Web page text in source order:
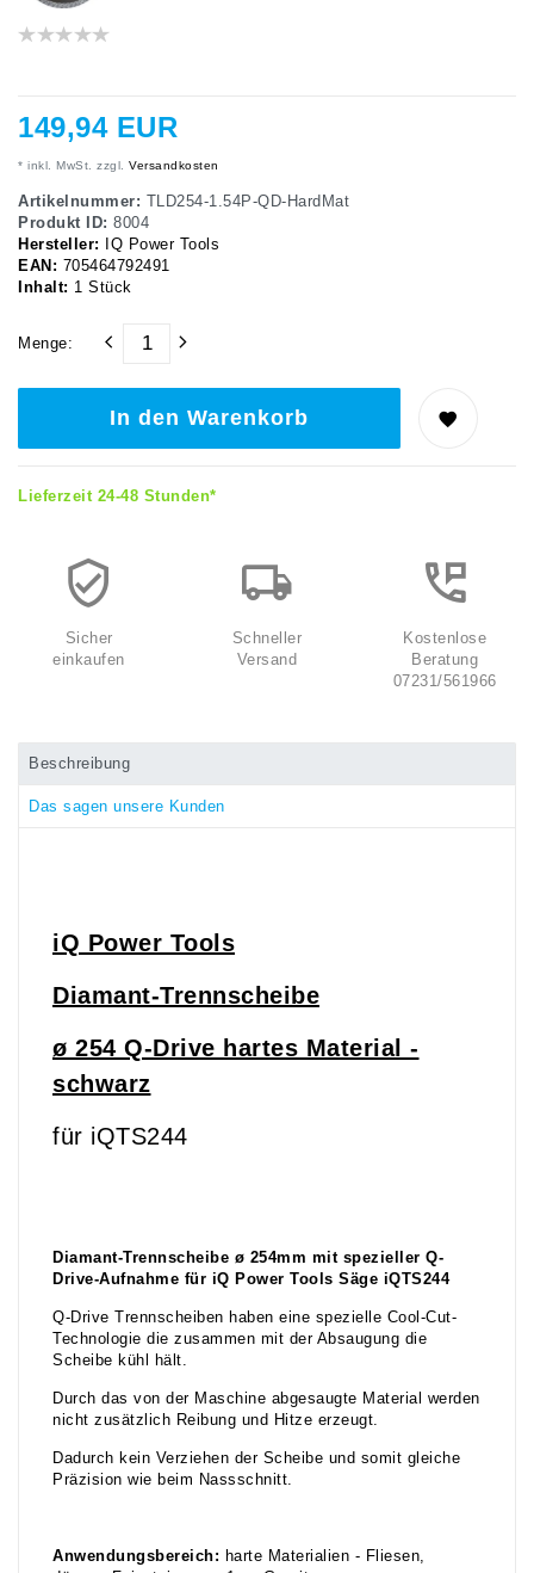
149,94 EUR
* inkl. MwSt. zzgl. Versandkosten
Artikelnummer: TLD254-1.54P-QD-HardMat
Produkt ID: 8004
Hersteller:
IQ Power Tools
EAN: 705464792491
Inhalt: 1 Stück
Menge:
In den Warenkorb
Lieferzeit 24-48 Stunden*
Sicher
einkaufen
Schneller
Versand
Kostenlose
Beratung
07231/561966
Beschreibung
Das sagen unsere Kunden
iQ Power Tools
Diamant-Trennscheibe
ø 254 Q-Drive hartes Material -
schwarz
für iQTS244
Diamant-Trennscheibe ø 254mm mit spezieller Q-
Drive-Aufnahme für iQ Power Tools Säge iQTS244
Q-Drive Trennscheiben haben eine spezielle Cool-Cut-
Technologie die zusammen mit der Absaugung die
Scheibe kühl hält.
Durch das von der Maschine abgesaugte Material werden
nicht zusätzlich Reibung und Hitze erzeugt.
Dadurch kein Verziehen der Scheibe und somit gleiche
Präzision wie beim Nassschnitt.
Anwendungsbereich: harte Materialien - Fliesen,